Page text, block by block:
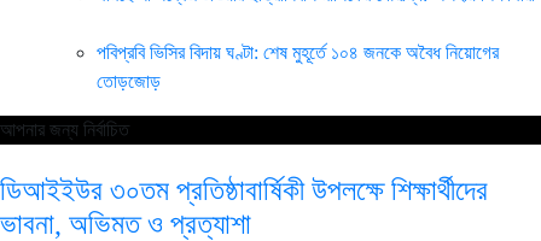
পবিপ্রবি ভিসির বিদায় ঘণ্টা: শেষ মুহূর্তে ১০৪ জনকে অবৈধ নিয়োগের
তোড়জোড়
আপনার জন্য নির্বাচিত
ডিআইইউর ৩০তম প্রতিষ্ঠাবার্ষিকী উপলক্ষে শিক্ষার্থীদের
ভাবনা, অভিমত ও প্রত্যাশা